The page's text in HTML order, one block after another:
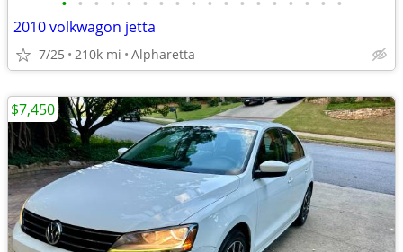
2010 volkwagon jetta
7/25 210k mi Alpharetta
$7,450